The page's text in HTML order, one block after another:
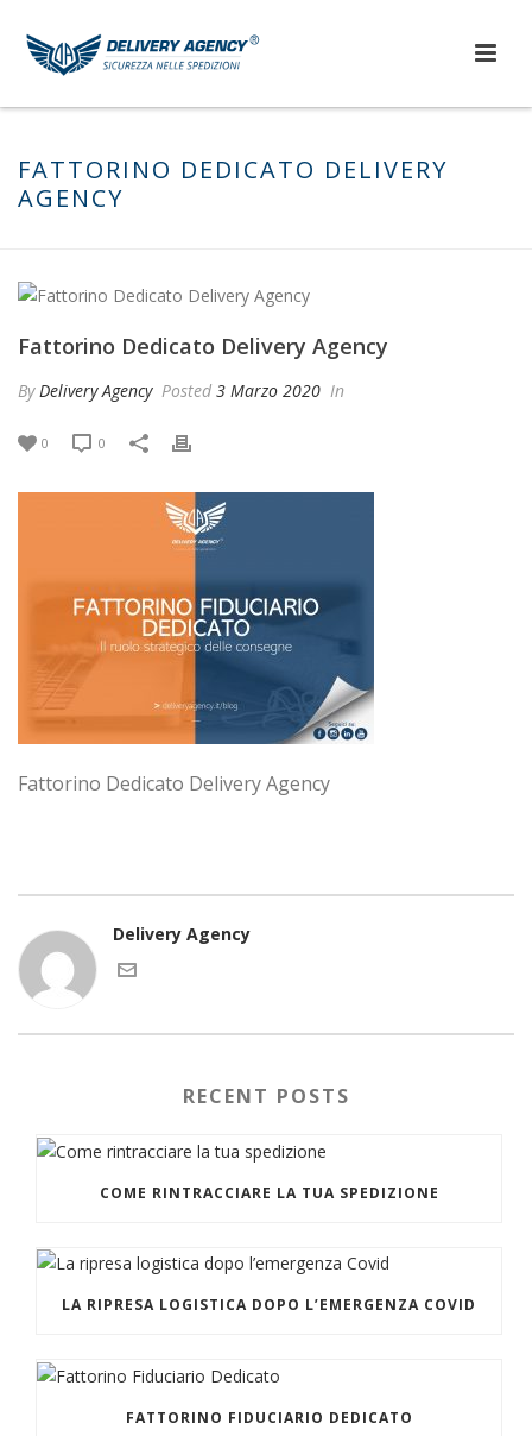
FATTORINO DEDICATO DELIVERY
AGENCY
Fattorino Dedicato Delivery Agency
By Delivery Agency Posted 3 Marzo 2020 In
0 0
Fattorino Dedicato Delivery Agency
Delivery Agency
RECENT POSTS
COME RINTRACCIARE LA TUA SPEDIZIONE
LA RIPRESA LOGISTICA DOPO L’EMERGENZA COVID
FATTORINO FIDUCIARIO DEDICATO